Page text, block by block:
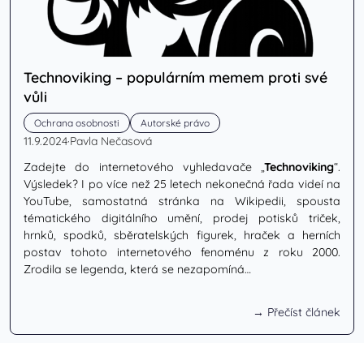
Technoviking – populárním memem proti své
vůli
Ochrana osobnosti Autorské právo
11.9.2024·Pavla Nečasová
Zadejte do internetového vyhledavače „ Technoviking“.
Výsledek? I po více než 25 letech nekonečná řada videí na
YouTube, samostatná stránka na Wikipedii, spousta
tématického digitálního umění, prodej potisků triček,
hrnků, spodků, sběratelských figurek, hraček a herních
postav tohoto internetového fenoménu z roku 2000.
Zrodila se legenda, která se nezapomíná…
→ Přečíst článek